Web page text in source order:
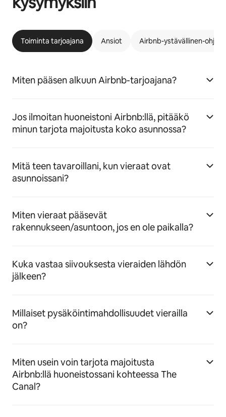
Toiminta tarjoajana Ansiot Airbnb-ystävällinen-
Miten pääsen alkuun Airbnb-tarjoajana?
Jos ilmoitan huoneistoni Airbnb:llä, pitääkö
minun tarjota majoitusta koko asunnossa?
Mitä teen tavaroillani, kun vieraat ovat
asunnoissani?
Miten vieraat pääsevät
rakennukseen/asuntoon, jos en ole paikalla?
Kuka vastaa siivouksesta vieraiden lähdön
jälkeen?
Millaiset pysäköintimahdollisuudet vierailla
on?
Miten usein voin tarjota majoitusta
Airbnb:llä huoneistossani kohteessa The
Canal?